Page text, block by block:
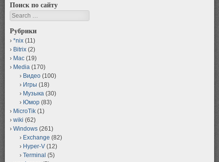
Поиск по сайту
Search
Рубрики
*nix (11)
Bitrix (2)
Mac (19)
Media (170)
Видео (100)
Игры (18)
Музыка (30)
Юмор (83)
MicroTik (1)
wiki (62)
Windows (261)
Exchange (82)
Hyper-V (12)
Terminal (5)